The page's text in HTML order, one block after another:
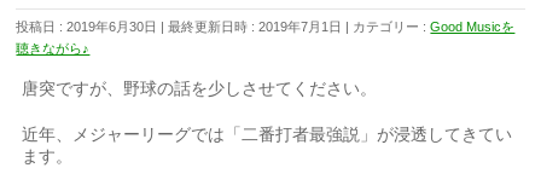
投稿日 : 2019年6月30日 最終更新日時 : 2019年7月1日 カテゴリー :Good Musicを
聴きながら♪
唐突ですが、野球の話を少しさせてください。
近年、メジャーリーグでは「二番打者最強説」が浸透してきてい
ます。